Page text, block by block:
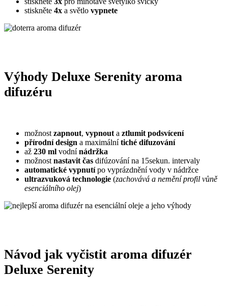
stiskněte 4x a světlo vypnete
Výhody Deluxe Serenity aroma
difuzéru
možnost zapnout, vypnout a ztlumit podsvícení
přírodní design a maximálnítiché difuzování
až 230 ml vodnínádržka
možnost nastavit čas difúzování na 15sekun. intervaly
automatické vypnutípo vyprázdnění vody v nádržce
ultrazvuková technologie (zachovává a nemění profil vůně
esenciálního olej)
Návod jak vyčistit aroma difuzér
Deluxe Serenity